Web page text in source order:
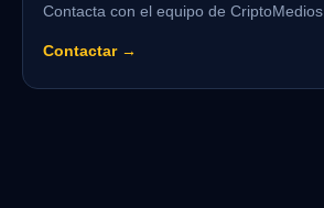
Contacta con el equipo de CriptoMedios.
Contactar →